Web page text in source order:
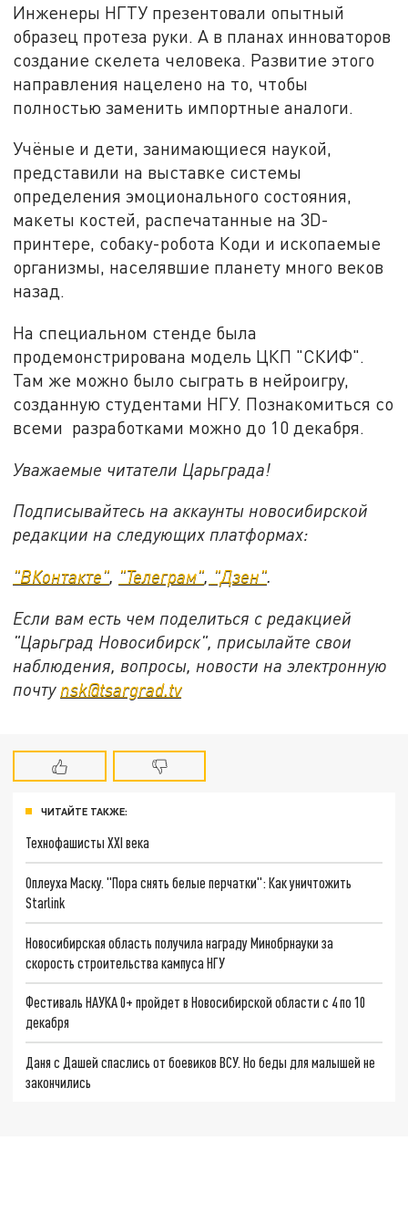
Инженеры НГТУ презентовали опытный
образец протеза руки. А в планах инноваторов
создание скелета человека. Развитие этого
направления нацелено на то, чтобы
полностью заменить импортные аналоги.
Учёные и дети, занимающиеся наукой,
представили на выставке системы
определения эмоционального состояния,
макеты костей, распечатанные на 3D-
принтере, собаку-робота Коди и ископаемые
организмы, населявшие планету много веков
назад.
На специальном стенде была
продемонстрирована модель ЦКП "СКИФ".
Там же можно было сыграть в нейроигру,
созданную студентами НГУ. Познакомиться со
всеми разработками можно до 10 декабря.
Уважаемые читатели Царьграда!
Подписывайтесь на аккаунты новосибирской
редакции на следующих платформах:
"ВКонтакте", "Телеграм", "Дзен".
Если вам есть чем поделиться с редакцией
"Царьград Новосибирск", присылайте свои
наблюдения, вопросы, новости на электронную
почту nsk@tsargrad.tv
ЧИТАЙТЕ ТАКЖЕ:
Технофашисты XXI века
Оплеуха Маску. "Пора снять белые перчатки": Как уничтожить
Starlink
Новосибирская область получила награду Минобрнауки за
скорость строительства кампуса НГУ
Фестиваль НАУКА 0+ пройдет в Новосибирской области с 4 по 10
декабря
Даня с Дашей спаслись от боевиков ВСУ. Но беды для малышей не
закончились